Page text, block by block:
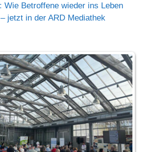
Wie Betroffene wieder ins Leben
jetzt in der ARD Mediathek